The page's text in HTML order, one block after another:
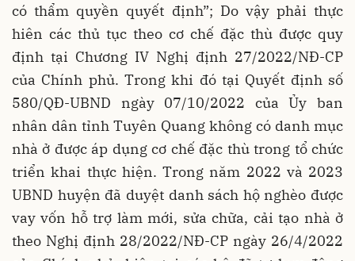
có thẩm quyền quyết định”; Do vậy phải thực
hiên các thủ tục theo cơ chế đặc thù được quy
định tại Chương IV Nghị định 27/2022/NĐ-CP
của Chính phủ. Trong khi đó tại Quyết định số
580/QĐ-UBND ngày 07/10/2022 của Ủy ban
nhân dân tỉnh Tuyên Quang không có danh mục
nhà ở được áp dụng cơ chế đặc thù trong tổ chức
triển khai thực hiện. Trong năm 2022 và 2023
UBND huyện đã duyệt danh sách hộ nghèo được
vay vốn hỗ trợ làm mới, sửa chữa, cải tạo nhà ở
theo Nghị định 28/2022/NĐ-CP ngày 26/4/2022